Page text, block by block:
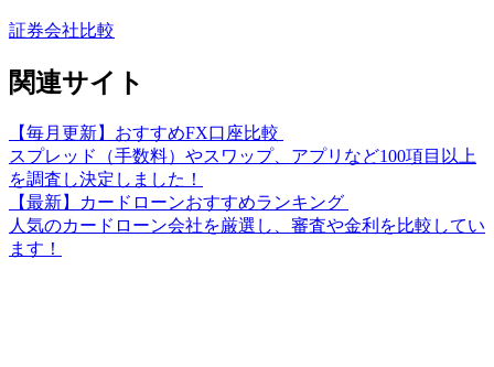
証券会社比較
関連サイト
【毎月更新】おすすめFX口座比較
スプレッド（手数料）やスワップ、アプリなど100項目以上
を調査し決定しました！
【最新】カードローンおすすめランキング
人気のカードローン会社を厳選し、審査や金利を比較してい
ます！